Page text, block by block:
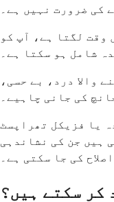
کی ضرورت نہیں ہے۔
وقت لگتا ہے، آپ کو
شامل ہو سکتا ہے۔
والا درد، بے حسی،
کی جانی چاہیے۔
یا فزیکل تھراپسٹ
ہیں جن کی نشاندہی
کی جا سکتی ہے۔
کر سکتے ہیں؟